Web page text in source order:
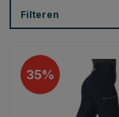
Filteren
35